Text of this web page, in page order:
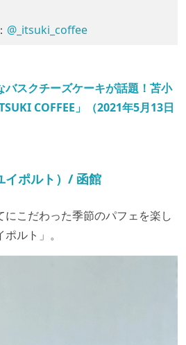
@_itsuki_coffee
バスクチーズケーキが話題！苫小
COFFEE」（2021年5月13日
ポルト）/ 函館
にこだわった季節のパフェを楽し
ルト」。